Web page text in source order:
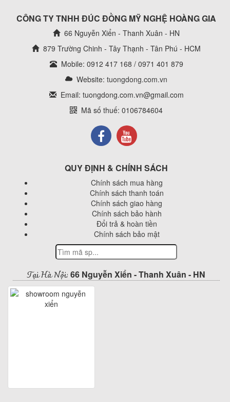
CÔNG TY TNHH ĐÚC ĐỒNG MỸ NGHỆ HOÀNG GIA
66 Nguyễn Xiển - Thanh Xuân - HN
879 Trường Chinh - Tây Thạnh - Tân Phú - HCM
Mobile: 0912 417 168 / 0971 401 879
Website: tuongdong.com.vn
Email: tuongdong.com.vn@gmail.com
Mã số thuế: 0106784604
QUY ĐỊNH & CHÍNH SÁCH
Chính sách mua hàng
Chính sách thanh toán
Chính sách giao hàng
Chính sách bảo hành
Đổi trả & hoàn tiền
Chính sách bảo mật
Tại Hà Nội: 66 Nguyễn Xiển - Thanh Xuân - HN